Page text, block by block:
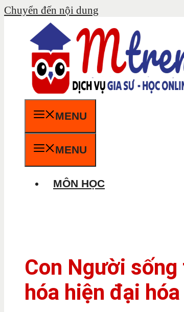
Chuyển đến nội dung
MENU
MENU
MÔN HỌC
Con Người
hóa hiện đại